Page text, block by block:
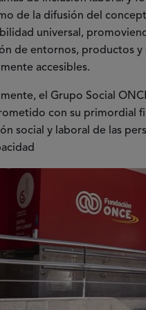
de la difusión del
universal,
de entornos, productos y
accesibles.
el Grupo Social
con su primordial
social y laboral de las